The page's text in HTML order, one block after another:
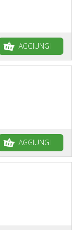
AGGIUNGI
AGGIUNGI